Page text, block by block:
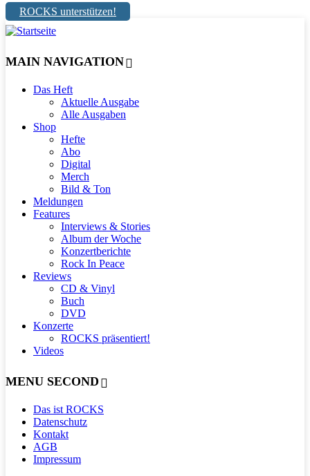
ROCKS unterstützen!
MAIN NAVIGATION
Das Heft
Aktuelle Ausgabe
Alle Ausgaben
Shop
Hefte
Abo
Digital
Merch
Bild & Ton
Meldungen
Features
Interviews & Stories
Album der Woche
Konzertberichte
Rock In Peace
Reviews
CD & Vinyl
Buch
DVD
Konzerte
ROCKS präsentiert!
Videos
MENU SECOND
Das ist ROCKS
Datenschutz
Kontakt
AGB
Impressum